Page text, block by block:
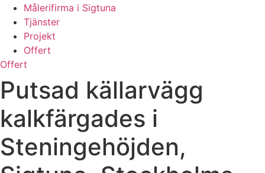
Målerifirma i Sigtuna
Tjänster
Projekt
Offert
Offert
Putsad källarvägg
kalkfärgades i
Steningehöjden,